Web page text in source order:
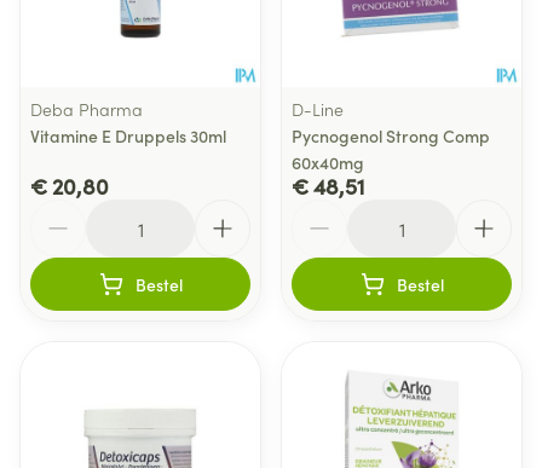
Deba Pharma
Vitamine E Druppels 30ml
€ 20,80
Bestel
D-Line
Pycnogenol Strong Comp
60x40mg
€ 48,51
Bestel